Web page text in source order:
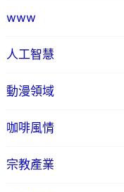
www
人工智慧
動漫領域
咖啡風情
宗教產業